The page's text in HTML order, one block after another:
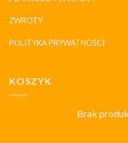
ZWROTY
POLITYKA PRYWATNOŚCI
KOSZYK
Brak